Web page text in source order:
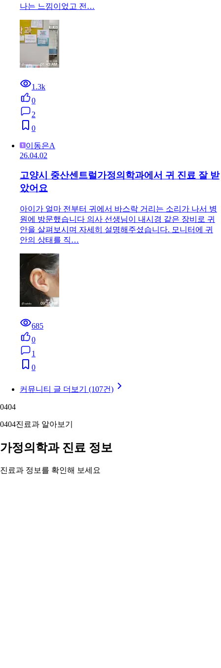
나는 느낌이었고 전…
1.3k
0
2
0
이동은A
26.04.02
고양시 중산센트럴가정의학과에서 귀 진료 잘 받
았어요
아이가 얼마 전부터 귀에서 바스락 거리는 소리가 나서 병
원에 방문했습니다 의사 선생님이 내시경 같은 장비로 귀
안을 살펴보시며 자세히 설명해주셨습니다. 모니터에 귀
안의 상태를 직…
685
0
1
0
커뮤니티 글 더보기 (107건)
0404
0404진료과 알아보기
가정의학과 진료 정보
진료과 정보를 확인해 보세요